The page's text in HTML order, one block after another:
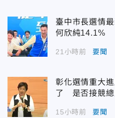
臺中市長選情
何欣純14.1%
21小時前 要聞
彰化選情重大
了 是否接競總
15小時前 要聞